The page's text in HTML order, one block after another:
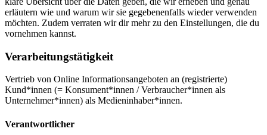
erläutern wie und warum wir sie gegebenenfalls wieder verwenden
möchten. Zudem verraten wir dir mehr zu den Einstellungen, die du
vornehmen kannst.
Verarbeitungstätigkeit
Vertrieb von Online Informationsangeboten an (registrierte)
Kund*innen (= Konsument*innen / Verbraucher*innen als
Unternehmer*innen) als Medieninhaber*innen.
Verantwortlicher